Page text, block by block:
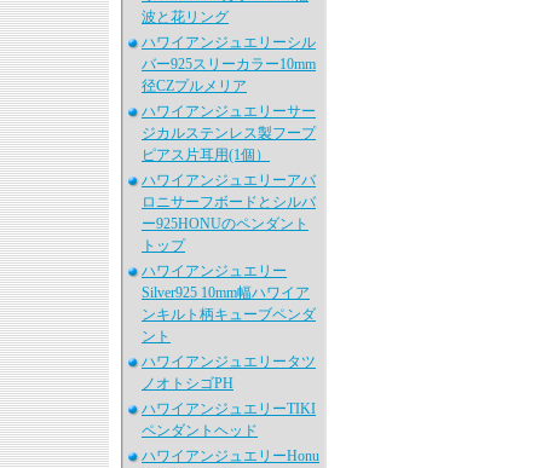
波と花リング
ハワイアンジュエリーシル
バー925スリーカラー10mm
径CZプルメリア
ハワイアンジュエリーサー
ジカルステンレス製フープ
ピアス片耳用(1個）
ハワイアンジュエリーアバ
ロニサーフボードとシルバ
ー925HONUのペンダント
トップ
ハワイアンジュエリー
Silver925 10mm幅ハワイア
ンキルト柄キューブペンダ
ント
ハワイアンジュエリータツ
ノオトシゴPH
ハワイアンジュエリーTIKI
ペンダントヘッド
ハワイアンジュエリーHonu